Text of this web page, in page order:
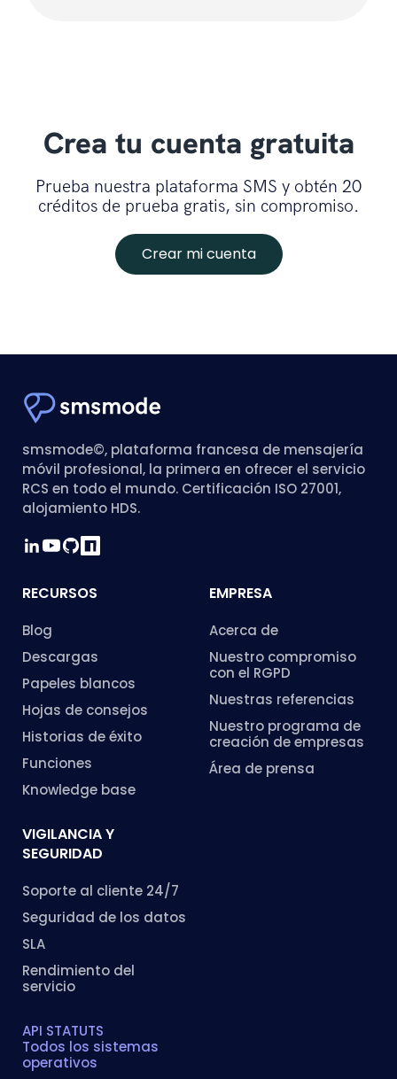
Crea tu cuenta gratuita
Prueba nuestra plataforma SMS y obtén 20
créditos de prueba gratis, sin compromiso.
Crear mi cuenta
smsmode©, plataforma francesa de mensajería
móvil profesional, la primera en ofrecer el servicio
RCS en todo el mundo. Certificación ISO 27001,
alojamiento HDS.
RECURSOS
Blog
Descargas
Papeles blancos
Hojas de consejos
Historias de éxito
Funciones
Knowledge base
EMPRESA
Acerca de
Nuestro compromiso
con el RGPD
Nuestras referencias
Nuestro programa de
creación de empresas
Área de prensa
VIGILANCIA Y
SEGURIDAD
Soporte al cliente 24/7
Seguridad de los datos
SLA
Rendimiento del
servicio
API STATUTS
Todos los sistemas
operativos